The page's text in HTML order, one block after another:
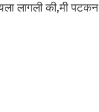
लागली की,मी पटकन